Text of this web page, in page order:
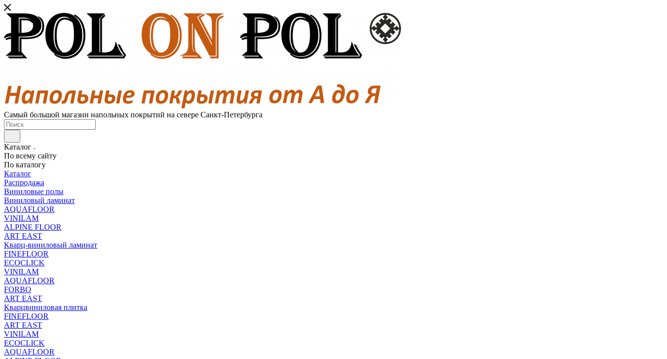
Самый большой магазин напольных покрытий на севере Санкт-Петербурга
Каталог
По всему сайту
По каталогу
Каталог
Распродажа
Виниловые полы
Виниловый ламинат
AQUAFLOOR
VINILAM
ALPINE FLOOR
ART EAST
Кварц-виниловый ламинат
FINEFLOOR
ECOCLICK
VINILAM
AQUAFLOOR
FORBO
ART EAST
Кварцвиниловая плитка
FINEFLOOR
ART EAST
VINILAM
ECOCLICK
AQUAFLOOR